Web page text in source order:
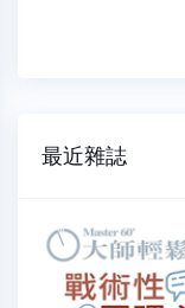
最近雜誌